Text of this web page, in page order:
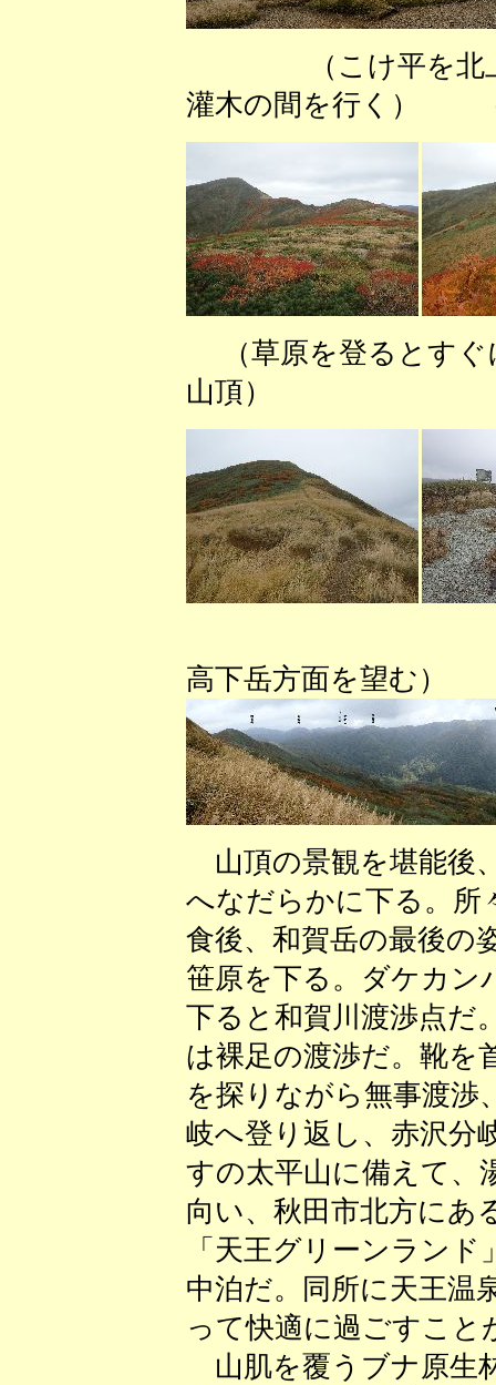
（こけ平を北
灌木の間を行く） （
（草原を登ると
山頂） （薬師
高下岳方面を望む）
山頂の景観を堪能後
へなだらかに下る。所
食後、和賀岳の最後の
笹原を下る。ダケカン
下ると和賀川渡渉点だ
は裸足の渡渉だ。靴を
を探りながら無事渡渉
岐へ登り返し、赤沢分
すの太平山に備えて、
向い、秋田市北方にあ
「天王グリーンラン
中泊だ。同所に天王温
って快適に過ごすこと
山肌を覆うブナ原生